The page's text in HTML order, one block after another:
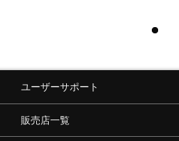
工程：Water Preservation dyeと
によって、通常の染色方法よりも
慮した素材を使用しています。
ユーザーサポート
販売店一覧